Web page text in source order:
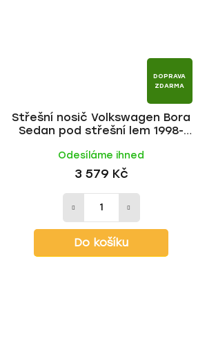
DOPRAVA
ZDARMA
Střešní nosič Volkswagen Bora
Sedan pod střešní lem 1998-
Odesíláme ihned
3 579 Kč
Do košíku